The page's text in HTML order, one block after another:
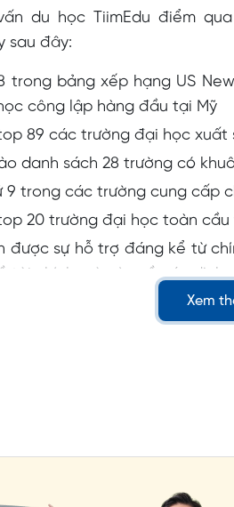
du học TiimEdu điểm
sau đây:
trong bảng xếp hạng US
công lập hàng đầu tại Mỹ
89 các trường đại học xuất
danh sách 28 trường có
9 trong các trường cung cấp
20 trường đại học toàn cầu
được sự hỗ trợ đáng kể từ
tài chính mà còn về các dịch
Đây cũng là nơi đặt trụ sở
học tập và sinh hoạt mà
nghiệp rộng mở
Xem